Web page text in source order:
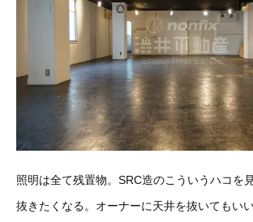
照明は全て残置物。SRC造のこういうハコを
抜きたくなる。オーナーに天井を抜いてもい